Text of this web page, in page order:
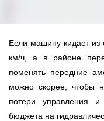
Самара
Если машину кидает из
км/ч, а в районе
поменять передние
можно скорее, чтобы
потери управления
бюджета на